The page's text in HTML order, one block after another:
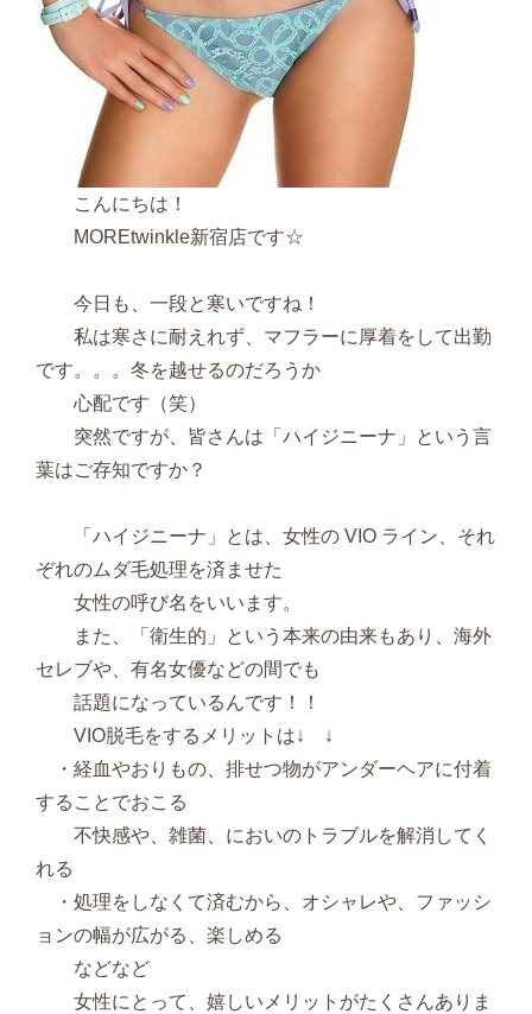
こんにちは！
MOREtwinkle新宿店です☆
今日も、一段と寒いですね！
私は寒さに耐えれず、マフラーに厚着をして出勤
です。。。冬を越せるのだろうか
心配です（笑）
突然ですが、皆さんは「ハイジニーナ」という言
葉はご存知ですか？
「ハイジニーナ」とは、女性の VIO ライン、それ
ぞれのムダ毛処理を済ませた
女性の呼び名をいいます。
また、「衛生的」という本来の由来もあり、海外
セレブや、有名女優などの間でも
話題になっているんです！！
VIO脱毛をするメリットは↓ ↓
・経血やおりもの、排せつ物がアンダーヘアに付着
することでおこる
不快感や、雑菌、においのトラブルを解消してく
れる
・処理をしなくて済むから、オシャレや、ファッシ
ョンの幅が広がる、楽しめる
などなど
女性にとって、嬉しいメリットがたくさんありま